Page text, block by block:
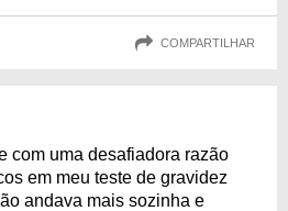
COMPARTILHAR
com uma desafiadora razão
em meu teste de gravidez
andava mais sozinha e